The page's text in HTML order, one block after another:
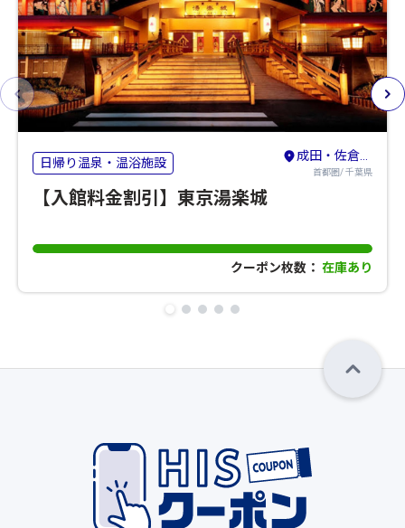
日帰り温泉・温浴施設 成田・佐倉・八街
首都圏/ 千葉県
【入館料金割引】東京湯楽城
クーポン枚数： 在庫あり